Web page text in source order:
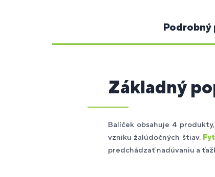
Podrobný
Základný
Balíček obsahuje 4
vzniku žalúdočných štiav.
predchádzať nadúvaniu a